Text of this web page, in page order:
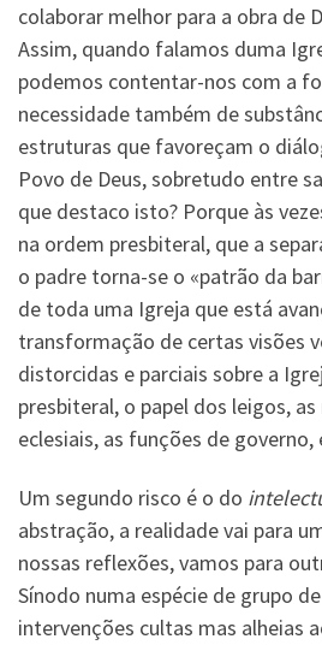
colaborar melhor para a obra de
Assim, quando falamos duma
podemos contentar-nos com a
necessidade também de
estruturas que favoreçam o
Povo de Deus, sobretudo entre
que destaco isto? Porque às
na ordem presbiteral, que a
o padre torna-se o «patrão da
de toda uma Igreja que está
transformação de certas visões
distorcidas e parciais sobre a
presbiteral, o papel dos leigos,
eclesiais, as funções de governo,
Um segundo risco é o do
abstração, a realidade vai para
nossas reflexões, vamos para
Sínodo numa espécie de grupo
intervenções cultas mas alheias